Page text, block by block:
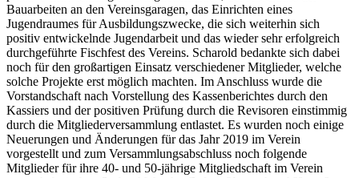
Bauarbeiten an den Vereinsgaragen, das Einrichten eines
Jugendraumes für Ausbildungszwecke, die sich weiterhin sich
positiv entwickelnde Jugendarbeit und das wieder sehr erfolgreich
durchgeführte Fischfest des Vereins. Scharold bedankte sich dabei
noch für den großartigen Einsatz verschiedener Mitglieder, welche
solche Projekte erst möglich machten. Im Anschluss wurde die
Vorstandschaft nach Vorstellung des Kassenberichtes durch den
Kassiers und der positiven Prüfung durch die Revisoren einstimmig
durch die Mitgliederversammlung entlastet. Es wurden noch einige
Neuerungen und Änderungen für das Jahr 2019 im Verein
vorgestellt und zum Versammlungsabschluss noch folgende
Mitglieder für ihre 40- und 50-jährige Mitgliedschaft im Verein